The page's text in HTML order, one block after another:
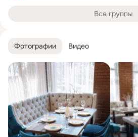
Фотографии Видео
Все группы